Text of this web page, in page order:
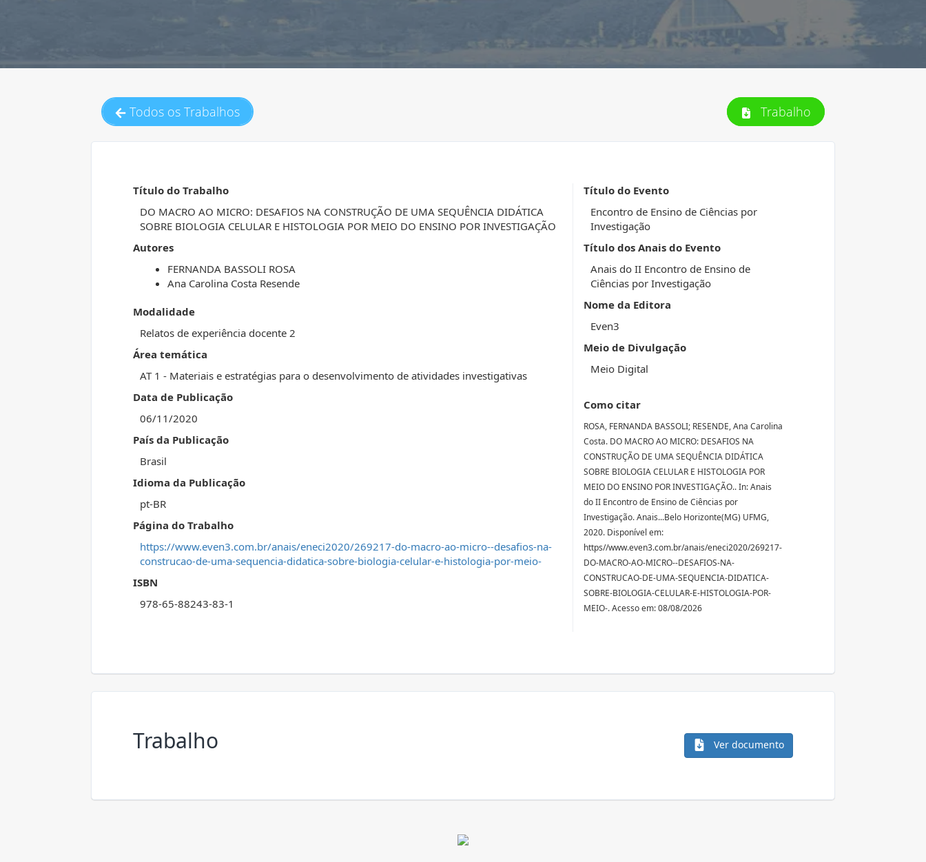
Todos os Trabalhos Trabalho
Título do Trabalho
DO MACRO AO MICRO: DESAFIOS NA CONSTRUÇÃO DE UMA SEQUÊNCIA DIDÁTICA
SOBRE BIOLOGIA CELULAR E HISTOLOGIA POR MEIO DO ENSINO POR INVESTIGAÇÃO
Autores
FERNANDA BASSOLI ROSA
Ana Carolina Costa Resende
Modalidade
Relatos de experiência docente 2
Área temática
AT 1 - Materiais e estratégias para o desenvolvimento de atividades investigativas
Data de Publicação
06/11/2020
País da Publicação
Brasil
Idioma da Publicação
pt-BR
Página do Trabalho
https://www.even3.com.br/anais/eneci2020/269217-do-macro-ao-micro--desafios-na-
construcao-de-uma-sequencia-didatica-sobre-biologia-celular-e-histologia-por-meio-
ISBN
978-65-88243-83-1
Título do Evento
Encontro de Ensino de Ciências por
Investigação
Título dos Anais do Evento
Anais do II Encontro de Ensino de
Ciências por Investigação
Nome da Editora
Even3
Meio de Divulgação
Meio Digital
Como citar
ROSA, FERNANDA BASSOLI; RESENDE, Ana Carolina
Costa. DO MACRO AO MICRO: DESAFIOS NA
CONSTRUÇÃO DE UMA SEQUÊNCIA DIDÁTICA
SOBRE BIOLOGIA CELULAR E HISTOLOGIA POR
MEIO DO ENSINO POR INVESTIGAÇÃO.. In: Anais
do II Encontro de Ensino de Ciências por
Investigação. Anais...Belo Horizonte(MG) UFMG,
2020. Disponível em:
https//www.even3.com.br/anais/eneci2020/269217-
DO-MACRO-AO-MICRO--DESAFIOS-NA-
CONSTRUCAO-DE-UMA-SEQUENCIA-DIDATICA-
SOBRE-BIOLOGIA-CELULAR-E-HISTOLOGIA-POR-
MEIO-. Acesso em: 08/08/2026
Trabalho Ver documento